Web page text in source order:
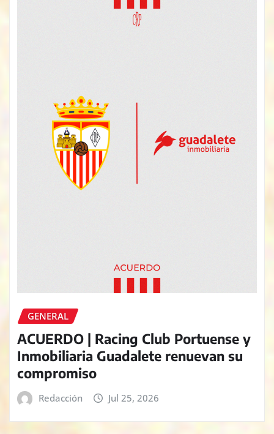
GENERAL
ACUERDO | Racing Club Portuense y
Inmobiliaria Guadalete renuevan su
compromiso
Redacción Jul 25, 2026